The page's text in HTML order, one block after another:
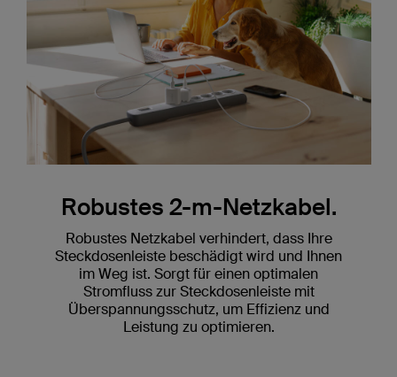
Robustes 2-m-Netzkabel.
Robustes Netzkabel verhindert, dass Ihre
Steckdosenleiste beschädigt wird und Ihnen
im Weg ist. Sorgt für einen optimalen
Stromfluss zur Steckdosenleiste mit
Überspannungsschutz, um Effizienz und
Leistung zu optimieren.